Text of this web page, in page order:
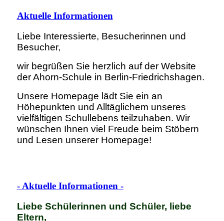
Aktuelle Informationen
Liebe Interessierte, Besucherinnen und
Besucher,
wir begrüßen Sie herzlich auf der Website
der Ahorn-Schule in Berlin-Friedrichshagen.
Unsere Homepage lädt Sie ein an
Höhepunkten und Alltäglichem unseres
vielfältigen Schullebens teilzuhaben. Wir
wünschen Ihnen viel Freude beim Stöbern
und Lesen unserer Homepage!
- Aktuelle Informationen -
Liebe Schülerinnen und Schüler, liebe
Eltern,